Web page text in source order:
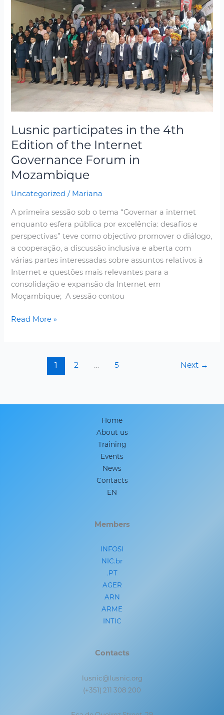
Lusnic participates in the 4th
Edition of the Internet
Governance Forum in
Mozambique
Uncategorized / Mariana
A primeira sessão sob o tema “Governar a internet
enquanto esfera pública por excelência: desafios e
perspectivas” teve como objectivo promover o diálogo,
a cooperação, a discussão inclusiva e aberta com
várias partes interessadas sobre assuntos relativos à
Internet e questões mais relevantes para a
consolidação e expansão da Internet em
Moçambique; A sessão contou
4th
Edition
of
the
Internet
Governance
Forum
Mozambique
Read More »
1 2 … 5 Next →
Home
About us
Training
Events
News
Contacts
EN
Members
INFOSI
NIC.br
.PT
AGER
ARN
ARME
INTIC
Contacts
lusnic@lusnic.org
(+351) 211 308 200